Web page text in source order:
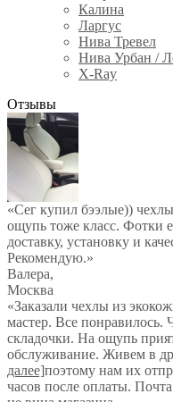
Калина
Ларгус
Нива Тревел
Нива Урбан /
X-Ray
Отзывы
«Сег купил бээлые))
ощупь тоже класс. Фотки
доставку, установку и
Рекомендую.»
Валера,
Москва
«Заказали чехлы из
мастер. Все понравилось.
складочки. На ощупь
обслуживание. Живем в
далее]поэтому нам их
часов после оплаты.